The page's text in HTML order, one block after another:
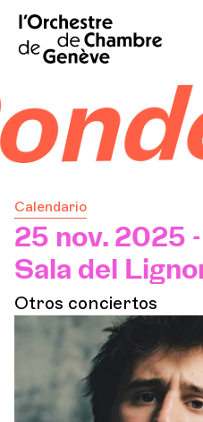
Calendario
25 nov. 2025
Sala del
Otros conciertos
Inicio
Explore